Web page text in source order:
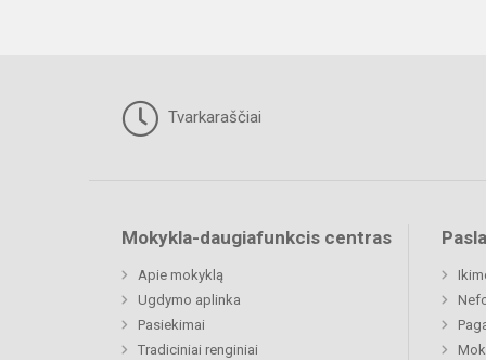
Tvarkaraščiai
Mokykla-daugiafunkcis centras
Apie mokyklą
Ugdymo aplinka
Pasiekimai
Tradiciniai renginiai